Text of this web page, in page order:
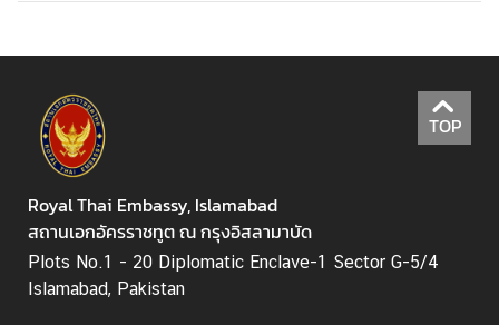
s
&
A
c
t
i
v
i
TOP
Royal Thai Embassy, Islamabad
สถานเอกอัครราชทูต ณ กรุงอิสลามาบัด
Plots No.1 - 20 Diplomatic Enclave-1 Sector G-5/4
Islamabad, Pakistan